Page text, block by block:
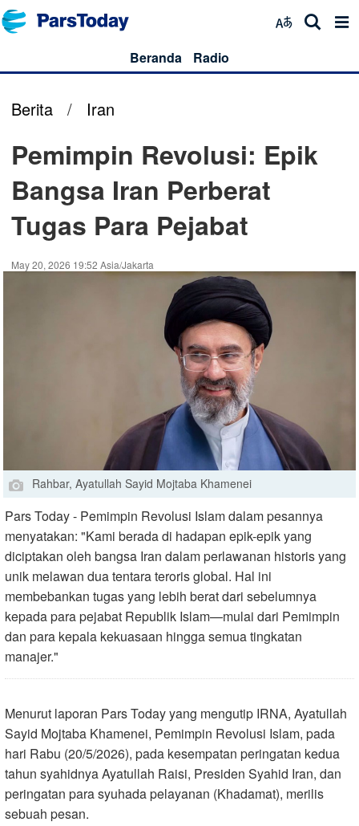
Beranda Radio
Berita / Iran
Pemimpin Revolusi: Epik
Bangsa Iran Perberat
Tugas Para Pejabat
May 20, 2026 19:52 Asia/Jakarta
Rahbar, Ayatullah Sayid Mojtaba Khamenei
Pars Today - Pemimpin Revolusi Islam dalam pesannya
menyatakan: "Kami berada di hadapan epik-epik yang
diciptakan oleh bangsa Iran dalam perlawanan historis yang
unik melawan dua tentara teroris global. Hal ini
membebankan tugas yang lebih berat dari sebelumnya
kepada para pejabat Republik Islam—mulai dari Pemimpin
dan para kepala kekuasaan hingga semua tingkatan
manajer."
Menurut laporan Pars Today yang mengutip IRNA, Ayatullah
Sayid Mojtaba Khamenei, Pemimpin Revolusi Islam, pada
hari Rabu (20/5/2026), pada kesempatan peringatan kedua
tahun syahidnya Ayatullah Raisi, Presiden Syahid Iran, dan
peringatan para syuhada pelayanan (Khadamat), merilis
sebuah pesan.